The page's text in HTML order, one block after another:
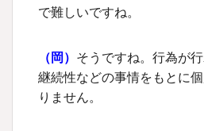
で難しいですね。
（岡） そうですね。行為が
継続性などの事情をもとに
りません。